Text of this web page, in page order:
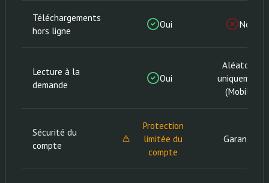
Téléchargements
hors ligne
Oui Non
Lecture à la
demande
Oui
Aléatoire
uniquement
(Mobile)
Sécurité du
compte
Protection
limitée du
compte
Garantie